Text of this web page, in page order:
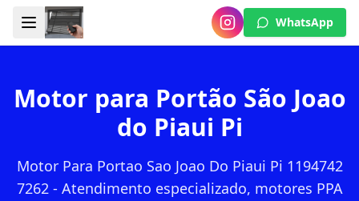
WhatsApp
Motor para Portão São Joao
do Piaui Pi
Motor Para Portao Sao Joao Do Piaui Pi 1194742
7262 - Atendimento especializado, motores PPA